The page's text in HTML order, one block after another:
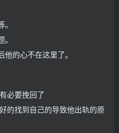
的心不在这里了。
必要挽回了
的找到自己的导致他出轨的原